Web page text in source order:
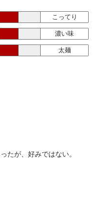
こってり
濃い味
太麺
たが、好みではない。